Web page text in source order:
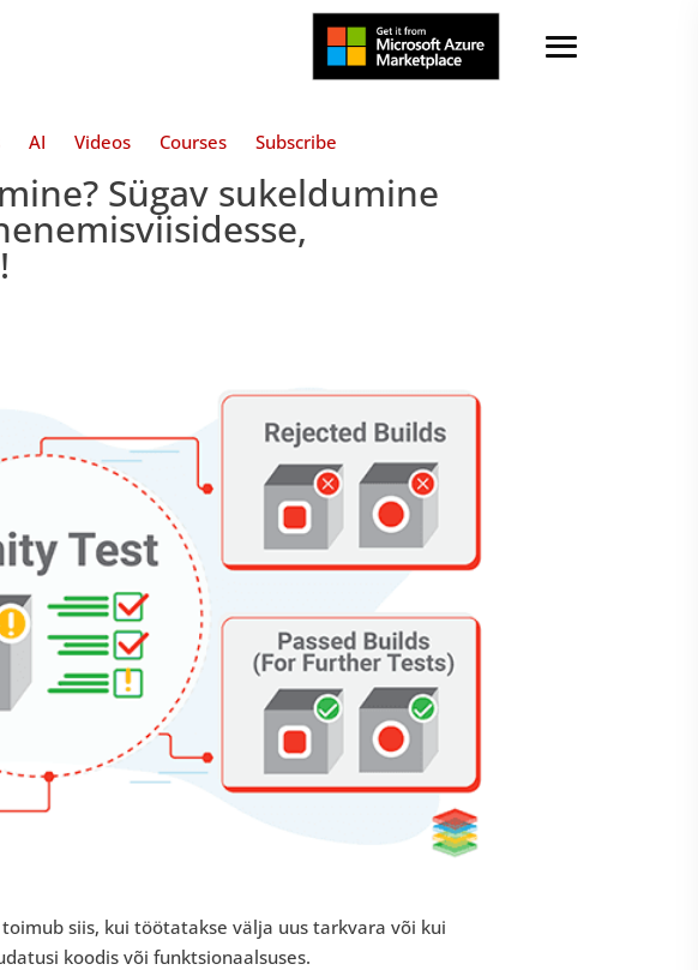
AI Videos Courses Subscribe
Sügav sukeldumine
siis, kui töötatakse välja uus tarkvara või kui
koodis või funktsionaalsuses.